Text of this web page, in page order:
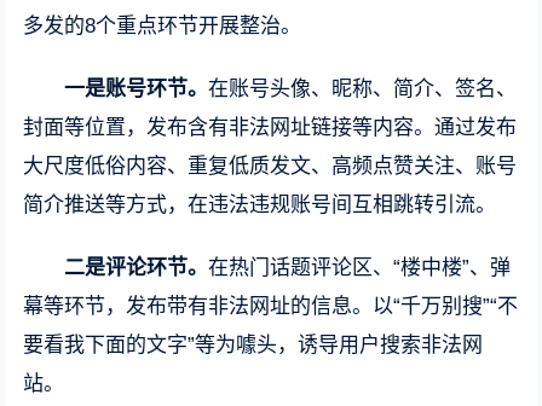
多发的8个重点环节开展整治。
一是账号环节。在账号头像、昵称、简介、签名、
封面等位置，发布含有非法网址链接等内容。通过发布
大尺度低俗内容、重复低质发文、高频点赞关注、账号
简介推送等方式，在违法违规账号间互相跳转引流。
二是评论环节。在热门话题评论区、“楼中楼”、弹
幕等环节，发布带有非法网址的信息。以“千万别搜”“不
要看我下面的文字”等为噱头，诱导用户搜索非法网
站。